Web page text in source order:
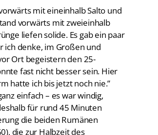
mit eineinhalb Salto und
vorwärts mit zweieinhalb
liefen solide. Es gab ein paar
ich denke, im Großen und
Ort begeistern den 25-
fast nicht besser sein. Hier
hatte ich bis jetzt noch nie.”
einfach – es war windig,
für rund 45 Minuten
die beiden Rumänen
die zur Halbzeit des